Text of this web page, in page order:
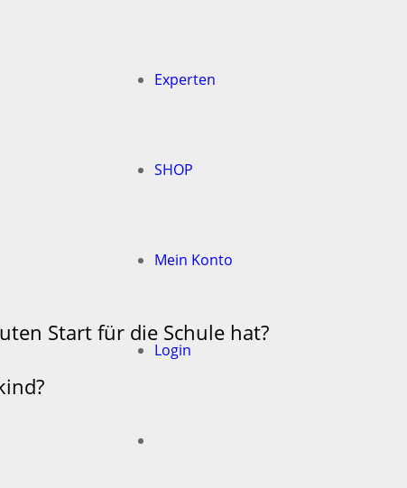
Experten
SHOP
Mein Konto
Login
Start für die Schule hat?